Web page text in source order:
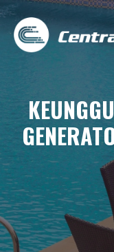
Skip
content